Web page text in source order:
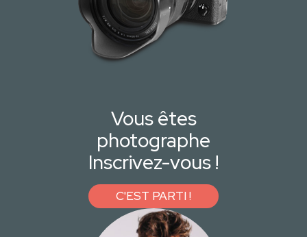
Vous êtes
photographe
Inscrivez-vous !
C'EST PARTI !